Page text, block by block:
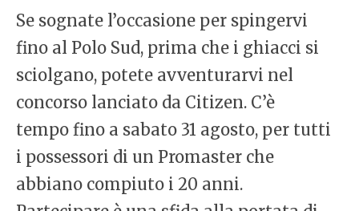
Se sognate l’occasione per spingervi
fino al Polo Sud, prima che i ghiacci si
sciolgano, potete avventurarvi nel
concorso lanciato da Citizen. C’è
tempo fino a sabato 31 agosto, per tutti
i possessori di un Promaster che
abbiano compiuto i 20 anni.